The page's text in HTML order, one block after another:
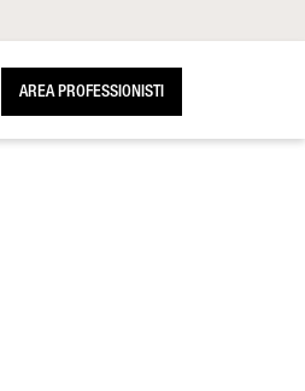
AREA PROFESSIONISTI